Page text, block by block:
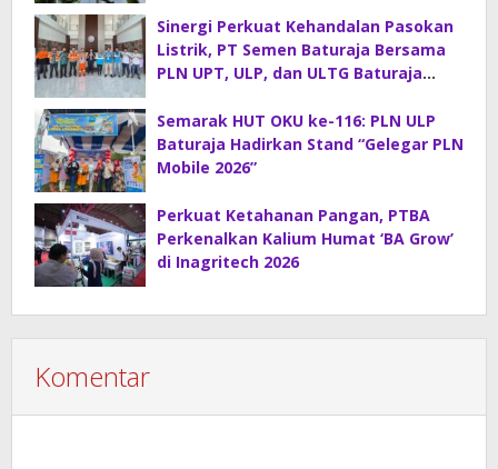
Sinergi Perkuat Kehandalan Pasokan
Listrik, PT Semen Baturaja Bersama
PLN UPT, ULP, dan ULTG Baturaja
Semarak HUT OKU ke-116: PLN ULP
Baturaja Hadirkan Stand “Gelegar PLN
Mobile 2026”
Perkuat Ketahanan Pangan, PTBA
Perkenalkan Kalium Humat ‘BA Grow’
di Inagritech 2026
Komentar